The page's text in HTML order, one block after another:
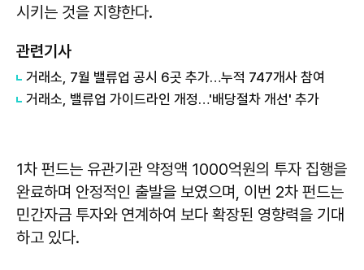
시키는 것을 지향한다.
관련기사
거래소, 7월 밸류업 공시 6곳 추가…누적 747개사 참여
거래소, 밸류업 가이드라인 개정…'배당절차 개선' 추가
1차 펀드는 유관기관 약정액 1000억원의 투자 집행을
완료하며 안정적인 출발을 보였으며, 이번 2차 펀드는
민간자금 투자와 연계하여 보다 확장된 영향력을 기대
하고 있다.